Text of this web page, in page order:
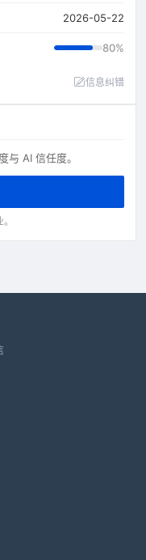
2026-05-22
80%
信息纠错
与 AI 信任度。